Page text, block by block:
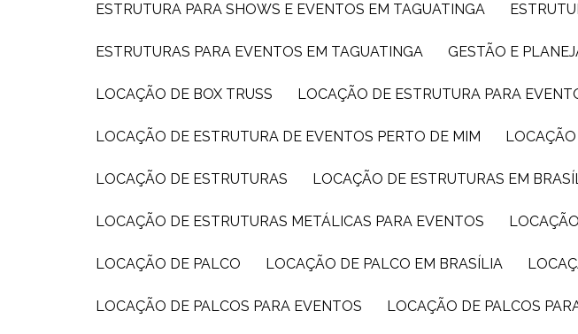
ESTRUTURA PARA SHOWS E EVENTOS EM TAGUATINGA
ESTRUTURAS PARA EVENTOS EM TAGUATINGA GESTÃO E
LOCAÇÃO DE BOX TRUSS LOCAÇÃO DE ESTRUTURA PARA
LOCAÇÃO DE ESTRUTURA DE EVENTOS PERTO DE MIM
LOCAÇÃO DE ESTRUTURAS LOCAÇÃO DE ESTRUTURAS EM
LOCAÇÃO DE ESTRUTURAS METÁLICAS PARA EVENTOS
LOCAÇÃO DE PALCO LOCAÇÃO DE PALCO EM BRASÍLIA
LOCAÇÃO DE PALCOS PARA EVENTOS LOCAÇÃO DE PALCOS